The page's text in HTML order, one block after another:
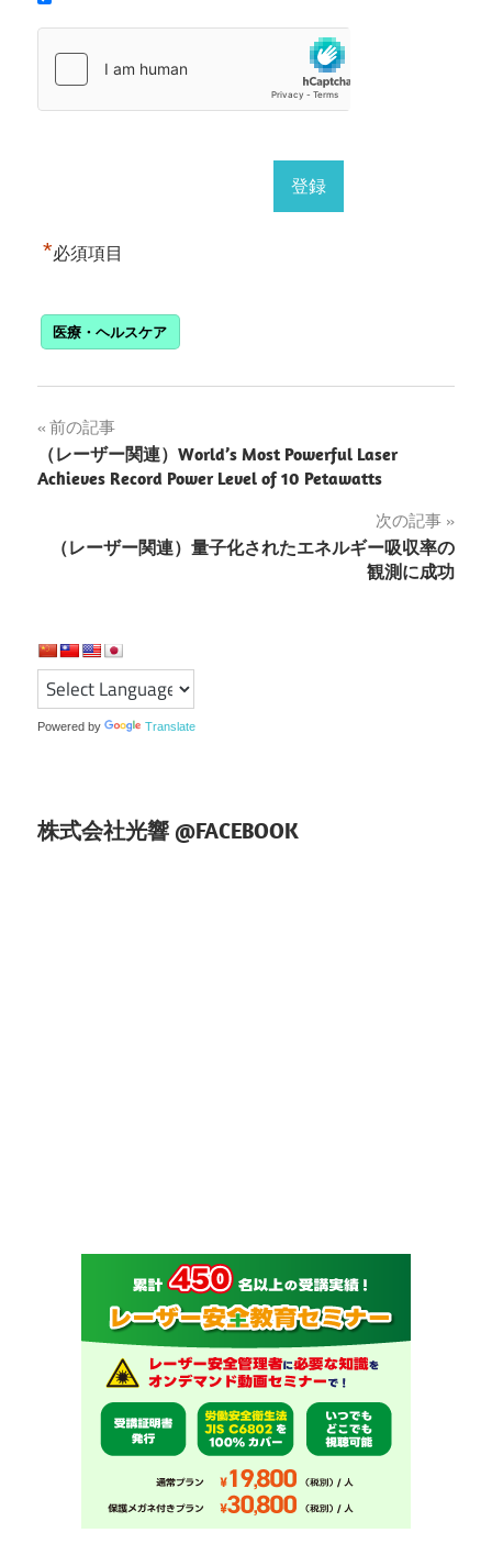
*必須項目
医療・ヘルスケア
投
稿
ビ
ー
シ
ョ
前の記事
（レーザー関連）World’s Most Powerful Laser
Achieves Record Power Level of 10 Petawatts
次の記事
（レーザー関連）量子化されたエネルギー吸収率の
観測に成功
Powered by Translate
株式会社光響 @FACEBOOK